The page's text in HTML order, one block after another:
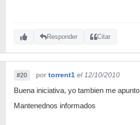
Responder Citar
#20 por torrent1 el 12/10/2010
Buena iniciativa, yo tambien me apunto
Mantenednos informados